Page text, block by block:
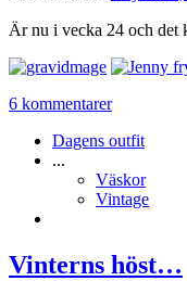
Är nu i vecka 24 och det
6 kommentarer
Dagens outfit
...
Väskor
Vintage
Vinterns höst…